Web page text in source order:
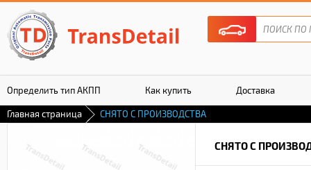
Определить тип АКПП Как купить Доставка
Гарантия
Главная страница СНЯТО С ПРОИЗВОДСТВА
СНЯТО С